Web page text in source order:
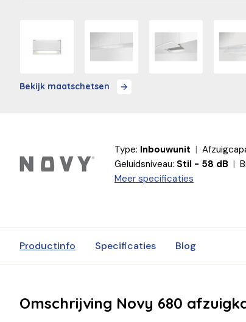
Bekijk maatschetsen
Type: Inbouwunit
Geluidsniveau: Stil - 58 dB
Meer specificaties
Productinfo Specificaties Blog
Omschrijving Novy 680